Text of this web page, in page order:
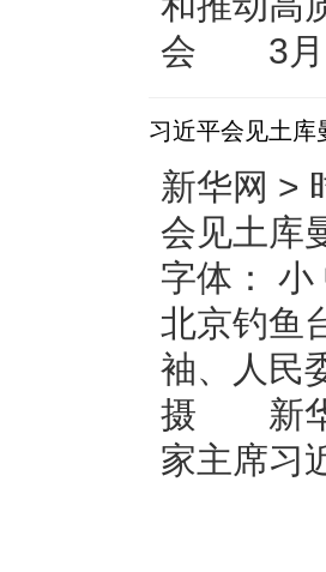
会 3月23
习近平会见土库
新华网 >
会见土库
字体：
北京钓鱼
袖、人民
摄 新华
家主席习